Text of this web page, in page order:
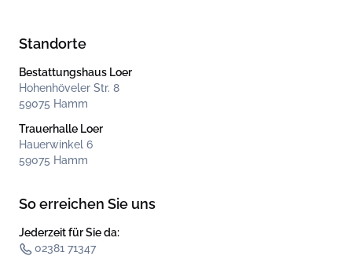
Standorte
Bestattungshaus Loer
Hohenhöveler Str. 8
59075 Hamm
Trauerhalle Loer
Hauerwinkel 6
59075 Hamm
So erreichen Sie uns
Jederzeit für Sie da:
02381 71347